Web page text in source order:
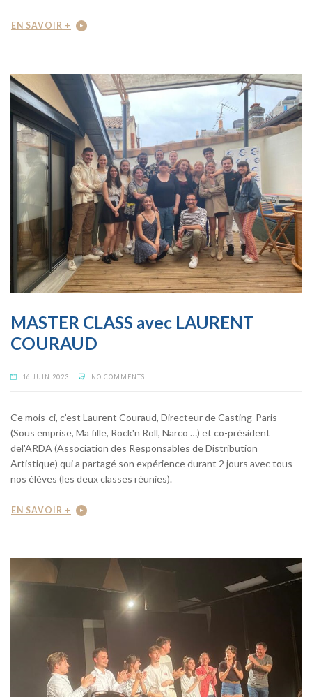
EN SAVOIR +
MASTER CLASS avec LAURENT
COURAUD
16 JUIN 2023 NO COMMENTS
Ce mois-ci, c’est Laurent Couraud, Directeur de Casting-Paris
(Sous emprise, Ma fille, Rock'n Roll, Narco …) et co-président
del'ARDA (Association des Responsables de Distribution
Artistique) qui a partagé son expérience durant 2 jours avec tous
nos élèves (les deux classes réunies).
EN SAVOIR +